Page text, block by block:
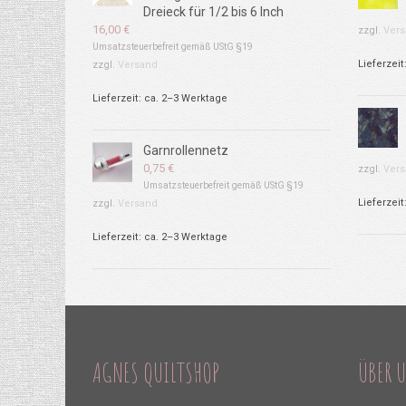
Dreieck für 1/2 bis 6 Inch
16,00 €
Umsatzsteuerbefreit gemäß UStG §19
zzgl. Versand
Lieferzeit: ca. 2–3 Werktage
Garnrollennetz
0,75 €
Umsatzsteuerbefreit gemäß UStG §19
zzgl. Versand
Lieferzeit: ca. 2–3 Werktage
zzgl.
zzgl.
AGNES QUILTSHOP ÜBER